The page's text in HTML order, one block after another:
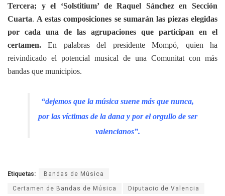
Tercera; y el ‘Solstitium’ de Raquel Sánchez en Sección
Cuarta. A estas composiciones se sumarán las piezas elegidas
por cada una de las agrupaciones que participan en el
certamen. En palabras del presidente Mompó, quien ha
reivindicado el potencial musical de una Comunitat con más
bandas que municipios.
“dejemos que la música suene más que nunca,
por las víctimas de la dana y por el orgullo de ser
valencianos”.
Etiquetas: Bandas de Música
Certamen de Bandas de Música Diputacio de Valencia